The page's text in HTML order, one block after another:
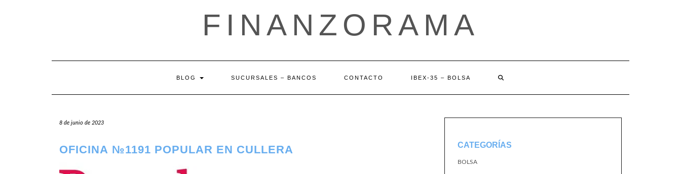
FINANZORAMA
BLOG SUCURSALES – BANCOS CONTACTO IBEX-35 – BOLSA
8 de junio de 2023
OFICINA №1191 POPULAR EN CULLERA CATEGORÍAS
BOLSA